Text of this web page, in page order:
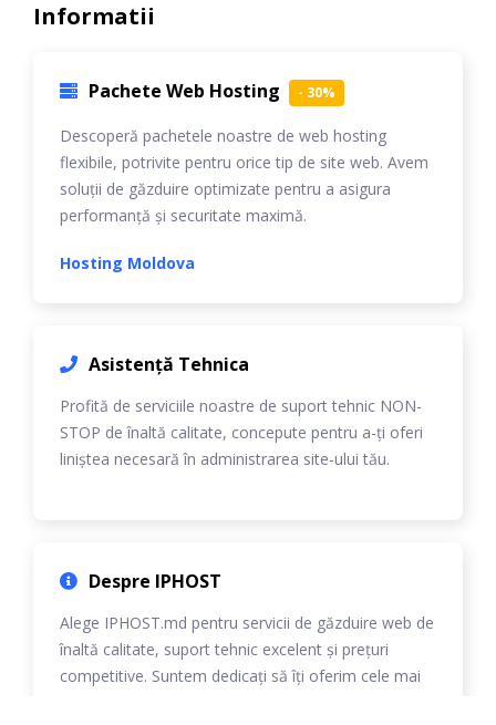
Informatii
Pachete Web Hosting - 30%
Descoperă pachetele noastre de web hosting
flexibile, potrivite pentru orice tip de site web. Avem
soluții de găzduire optimizate pentru a asigura
performanță și securitate maximă.
Hosting Moldova
Asistență Tehnica
Profită de serviciile noastre de suport tehnic NON-
STOP de înaltă calitate, concepute pentru a-ți oferi
liniștea necesară în administrarea site-ului tău.
Despre IPHOST
Alege IPHOST.md pentru servicii de găzduire web de
înaltă calitate, suport tehnic excelent și prețuri
competitive. Suntem dedicați să îți oferim cele mai